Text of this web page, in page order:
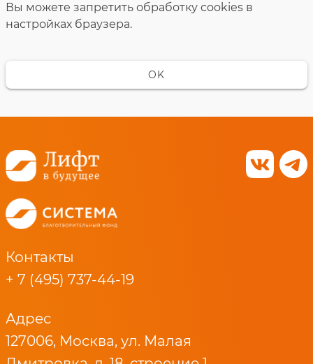
Вы можете запретить обработку сookies в
настройках браузера.
OK
Контакты
+ 7 (495) 737-44-19
Адрес
127006, Москва, ул. Малая